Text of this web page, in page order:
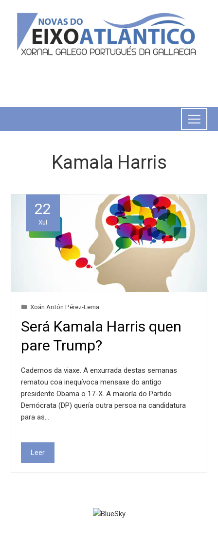
Kamala Harris
22
Xul
Xoán Antón Pérez-Lema
Será Kamala Harris quen
pare Trump?
Cadernos da viaxe. A enxurrada destas semanas
rematou coa inequívoca mensaxe do antigo
presidente Obama o 17-X. A maioría do Partido
Demócrata (DP) quería outra persoa na candidatura
para as…
Leer